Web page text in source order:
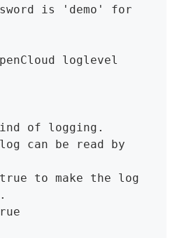
is 'demo' for
loglevel
of logging.
can be read by
to make the log